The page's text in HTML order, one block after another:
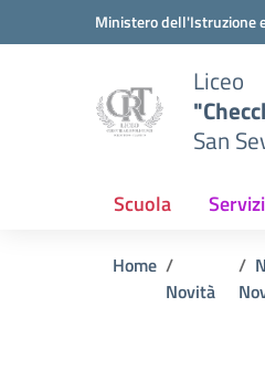
Vai ai contenuti
Vai al menu di navigazione
Ministero dell'Istruzione
Liceo
San
Scuola Servizi
Home
Novità